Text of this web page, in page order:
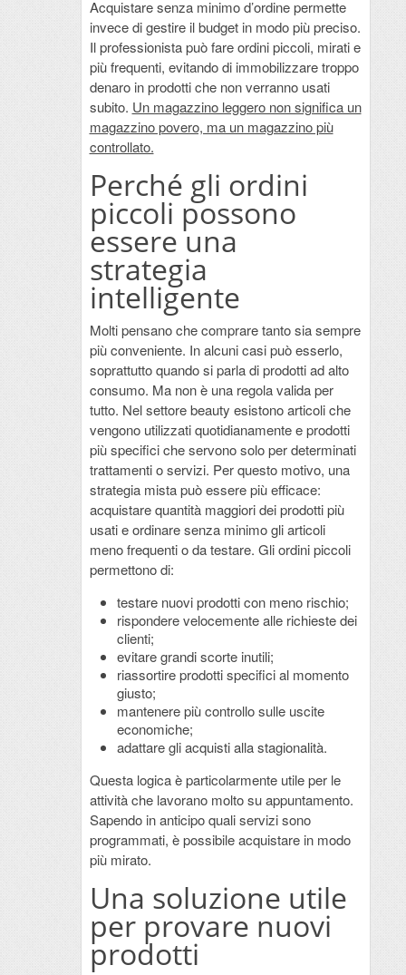
Acquistare senza minimo d’ordine permette
invece di gestire il budget in modo più preciso.
Il professionista può fare ordini piccoli, mirati e
più frequenti, evitando di immobilizzare troppo
denaro in prodotti che non verranno usati
subito. Un magazzino leggero non significa un
magazzino povero, ma un magazzino più
controllato.
Perché gli ordini
piccoli possono
essere una
strategia
intelligente
Molti pensano che comprare tanto sia sempre
più conveniente. In alcuni casi può esserlo,
soprattutto quando si parla di prodotti ad alto
consumo. Ma non è una regola valida per
tutto. Nel settore beauty esistono articoli che
vengono utilizzati quotidianamente e prodotti
più specifici che servono solo per determinati
trattamenti o servizi. Per questo motivo, una
strategia mista può essere più efficace:
acquistare quantità maggiori dei prodotti più
usati e ordinare senza minimo gli articoli
meno frequenti o da testare. Gli ordini piccoli
permettono di:
testare nuovi prodotti con meno rischio;
rispondere velocemente alle richieste dei
clienti;
evitare grandi scorte inutili;
riassortire prodotti specifici al momento
giusto;
mantenere più controllo sulle uscite
economiche;
adattare gli acquisti alla stagionalità.
Questa logica è particolarmente utile per le
attività che lavorano molto su appuntamento.
Sapendo in anticipo quali servizi sono
programmati, è possibile acquistare in modo
più mirato.
Una soluzione utile
per provare nuovi
prodotti